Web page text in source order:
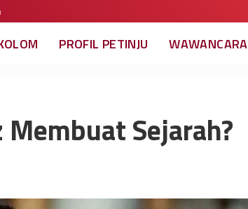
PROFIL PETINJU WAWANCARA
Sejarah?